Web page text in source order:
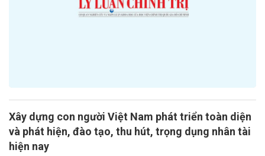
Xây dựng con người Việt Nam phát triển toàn diện
và phát hiện, đào tạo, thu hút, trọng dụng nhân tài
hiện nay